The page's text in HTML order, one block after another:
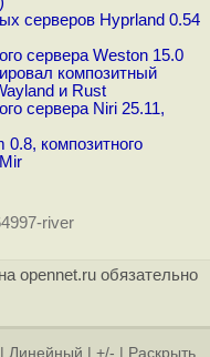
серверов Hyprland 0.54
сервера Weston 15.0
композитный
и Rust
сервера Niri 25.11,
композитного
river
opennet.ru обязательно
Линейный +/- Раскрыть